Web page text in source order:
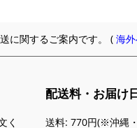
に関するご案内です。 (海外
く
配送料・お届け
送料: 770円(※沖縄